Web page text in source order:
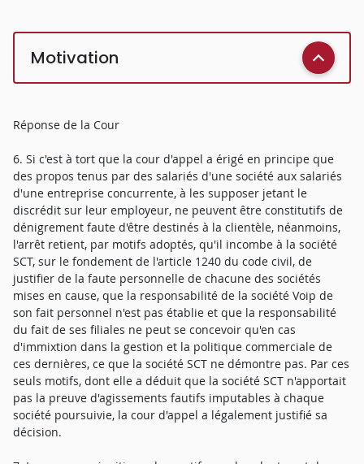
Motivation
Réponse de la Cour
6. Si c'est à tort que la cour d'appel a érigé en principe que
des propos tenus par des salariés d'une société aux salariés
d'une entreprise concurrente, à les supposer jetant le
discrédit sur leur employeur, ne peuvent être constitutifs de
dénigrement faute d'être destinés à la clientèle, néanmoins,
l'arrêt retient, par motifs adoptés, qu'il incombe à la société
SCT, sur le fondement de l'article 1240 du code civil, de
justifier de la faute personnelle de chacune des sociétés
mises en cause, que la responsabilité de la société Voip de
son fait personnel n'est pas établie et que la responsabilité
du fait de ses filiales ne peut se concevoir qu'en cas
d'immixtion dans la gestion et la politique commerciale de
ces dernières, ce que la société SCT ne démontre pas. Par ces
seuls motifs, dont elle a déduit que la société SCT n'apportait
pas la preuve d'agissements fautifs imputables à chaque
société poursuivie, la cour d'appel a légalement justifié sa
décision.